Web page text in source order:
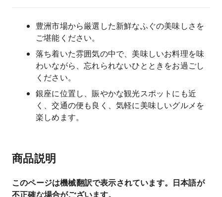
豊洲市場から厳選した新鮮なふぐの美味しさを
ご堪能ください。
落ち着いた雰囲気の中で、美味しいお料理を味
わいながら、忘れられないひとときをお過ごし
ください。
銀座に位置し、賑やかな観光スポットにも近
く、交通の便も良く、気軽に美味しいグルメを
楽しめます。
商品説明
このページは機械翻訳で表示されています。日本語が
不正確な場合がございます。